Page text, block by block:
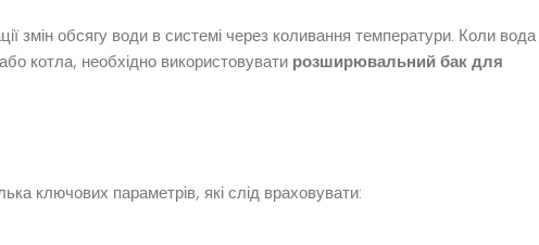
змін обсягу води в системі через коливання температури. Коли вода
котла, необхідно використовувати розширювальний бак для
ключових параметрів, які слід враховувати: